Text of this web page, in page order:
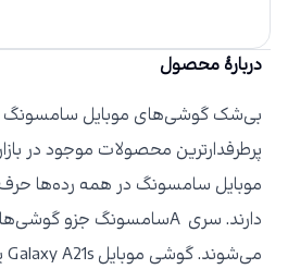
دربارهٔ محصول
بی‌شک گوشی‌های موبایل سامسونگ
پرطرفدارترین محصولات موجود در
موبایل سامسونگ در همه رده‌ها
دارند. سری Aسامسونگ جزو
می‌شوند. گوشی موبایل Galaxy A21s